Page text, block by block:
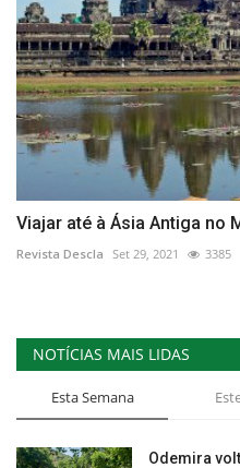
Viajar até à Ásia Antiga no
Revista Descla Set 29, 2021 3385
NOTÍCIAS MAIS LIDAS
Esta Semana
Odemira